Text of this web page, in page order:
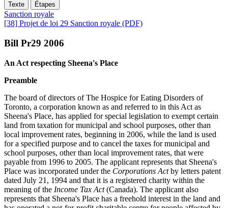
Texte
Étapes
Sanction royale
[38] Projet de loi 29 Sanction royale (PDF)
Bill Pr29 2006
An Act respecting Sheena's Place
Preamble
The board of directors of The Hospice for Eating Disorders of
Toronto, a corporation known as and referred to in this Act as
Sheena's Place, has applied for special legislation to exempt certain
land from taxation for municipal and school purposes, other than
local improvement rates, beginning in 2006, while the land is used
for a specified purpose and to cancel the taxes for municipal and
school purposes, other than local improvement rates, that were
payable from 1996 to 2005. The applicant represents that Sheena's
Place was incorporated under the Corporations Actby letters patent
dated July 21, 1994 and that it is a registered charity within the
meaning of the Income Tax Act(Canada). The applicant also
represents that Sheena's Place has a freehold interest in the land and